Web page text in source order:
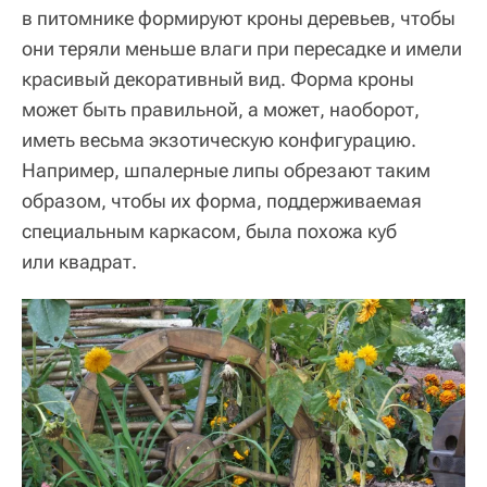
в питомнике формируют кроны деревьев, чтобы
они теряли меньше влаги при пересадке и имели
красивый декоративный вид. Форма кроны
может быть правильной, а может, наоборот,
иметь весьма экзотическую конфигурацию.
Например, шпалерные липы обрезают таким
образом, чтобы их форма, поддерживаемая
специальным каркасом, была похожа куб
или квадрат.